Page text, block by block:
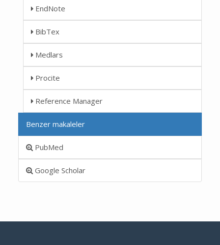
EndNote
BibTex
Medlars
Procite
Reference Manager
Benzer makaleler
PubMed
Google Scholar